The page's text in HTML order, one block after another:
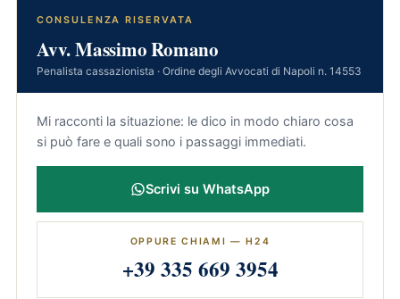
CONSULENZA RISERVATA
Avv. Massimo Romano
Penalista cassazionista · Ordine degli Avvocati di Napoli n. 14553
Mi racconti la situazione: le dico in modo chiaro cosa
si può fare e quali sono i passaggi immediati.
Scrivi su WhatsApp
OPPURE CHIAMI — H24
+39 335 669 3954